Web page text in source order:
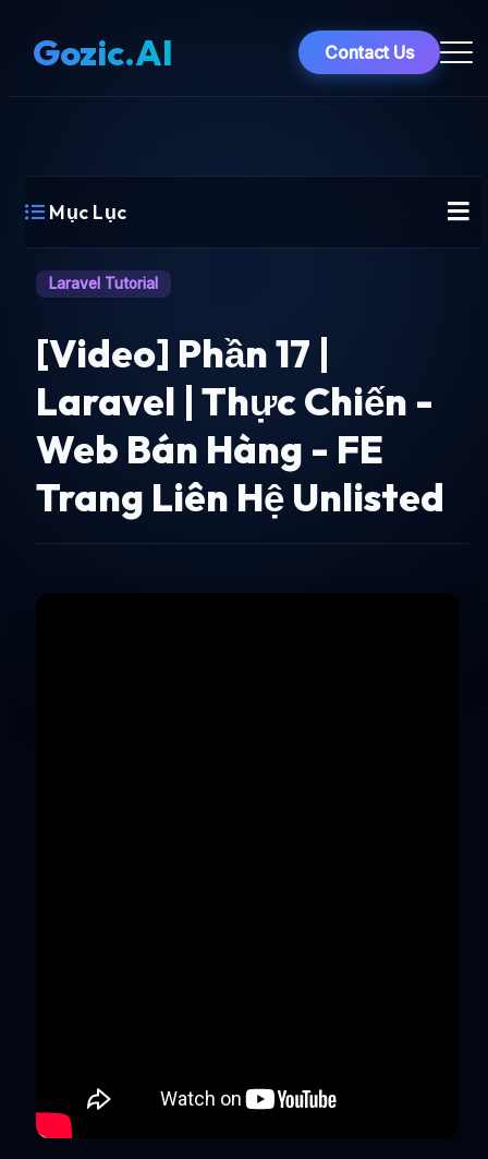
Gozic.AI Contact Us
Mục Lục
Laravel Tutorial
[Video] Phần 17 |
Laravel | Thực Chiến -
Web Bán Hàng - FE
Trang Liên Hệ Unlisted